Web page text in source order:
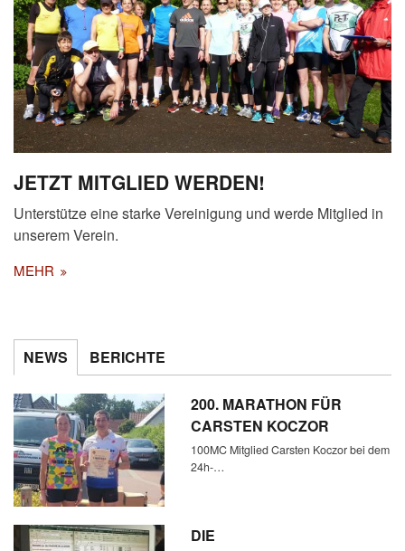
JETZT MITGLIED WERDEN!
Unterstütze eine starke Vereinigung und werde Mitglied in
unserem Verein.
MEHR
NEWS BERICHTE
200. MARATHON FÜR
CARSTEN KOCZOR
100MC Mitglied Carsten Koczor bei dem
24h-…
DIE